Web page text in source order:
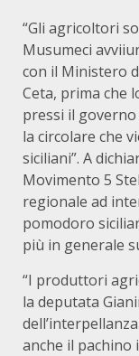
“Gli agricoltori
Musumeci
con il Ministero
Ceta, prima che
pressi il
la circolare che
siciliani”. A
Movimento 5
regionale ad
pomodoro
più in generale
“I produttori
la deputata
anche il pachino